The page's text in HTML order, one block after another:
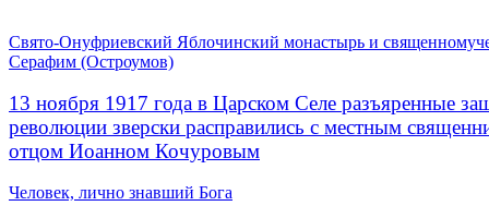
Свято-Онуфриевский Яблочинский монастырь и
Серафим (Остроумов)
13 ноября 1917 года в Царском Селе разъяренные
революции зверски расправились с местным
отцом Иоанном Кочуровым
Человек, лично знавший Бога